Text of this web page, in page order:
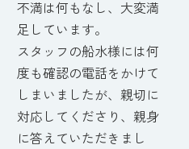
不満は何もなし、大変満
足しています。
スタッフの船水様には何
度も確認の電話をかけて
しまいましたが、親切に
対応してくださり、親身
に答えていただきまし